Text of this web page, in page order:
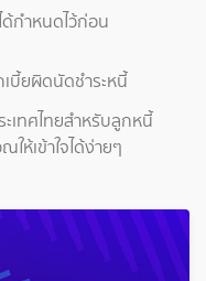
กำหนดไว้ก่อน
บี้ยผิดนัดชำระหนี้
เทศไทยสำหรับลูกหนี้
ห้เข้าใจได้ง่ายๆ